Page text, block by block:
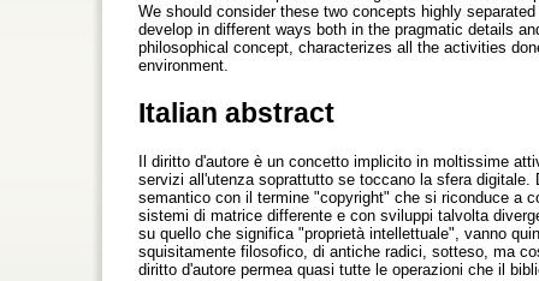
We should consider these two concepts highly
develop in different ways both in the pragmatic details
philosophical concept, characterizes all the activities
environment.
Italian abstract
Il diritto d'autore è un concetto implicito in moltissime
servizi all'utenza soprattutto se toccano la sfera
semantico con il termine "copyright" che si riconduce a
sistemi di matrice differente e con sviluppi talvolta
su quello che significa "proprietà intellettuale", vanno
squisitamente filosofico, di antiche radici, sotteso, ma
diritto d'autore permea quasi tutte le operazioni che il